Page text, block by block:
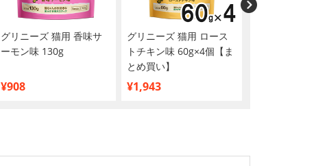
グリニーズ 猫用 香味サ
ーモン味 130g
¥908
グリニーズ 猫用 ロース
トチキン味 60g×4個【ま
とめ買い】
¥1,943